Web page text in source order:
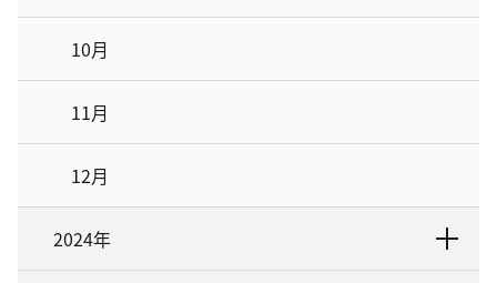
10月
11月
12月
2024年